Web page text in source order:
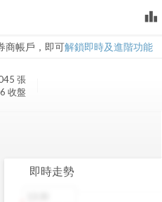
leaderboard
商帳戶，即可解鎖即時及進階功能
張
收盤
即時走勢